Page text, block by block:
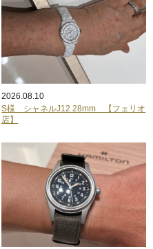
2026.08.10
S様 シャネルJ12 28mm 【フェリオ
店】